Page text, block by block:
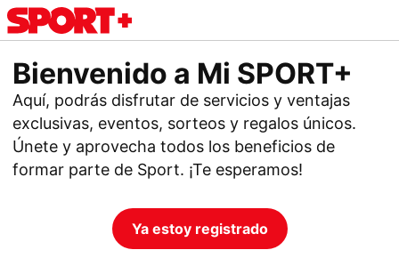
Bienvenido a Mi SPORT+
Aquí, podrás disfrutar de servicios y ventajas
exclusivas, eventos, sorteos y regalos únicos.
Únete y aprovecha todos los beneficios de
formar parte de Sport. ¡Te esperamos!
Ya estoy registrado